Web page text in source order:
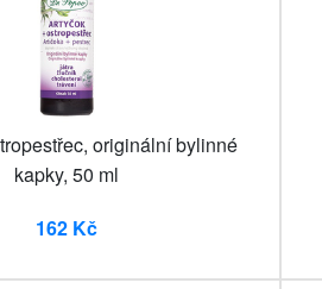
originální bylinné
kapky, 50 ml
162 Kč